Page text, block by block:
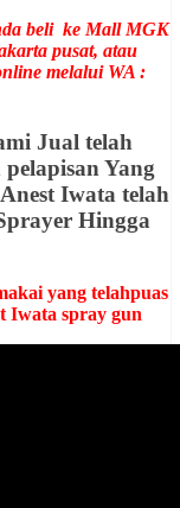
beli ke Mall MGK
pusat, atau
melalui WA :
Jual telah
Yang
Iwata telah
Hingga
yang telahpuas
Iwata spray gun